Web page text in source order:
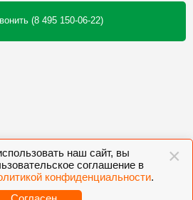
×
наш сайт, вы
соглашение в
конфиденциальности.
(8 495 150-06-22)
FGV, VIBO, KESSEBOHMER, VOLPATO,